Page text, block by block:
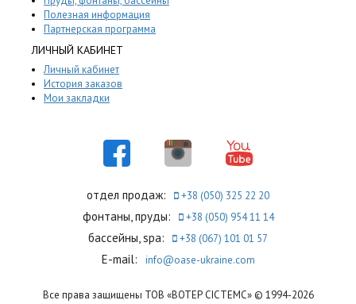
Полезная информация
Партнерская программа
ЛИЧНЫЙ КАБИНЕТ
Личный кабинет
История заказов
Мои закладки
отдел продаж: +38 (050) 325 22 20
фонтаны, пруды: +38 (050) 954 11 14
бассейны, spa: +38 (067) 101 01 57
E-mail: info@oase-ukraine.com
Все права защищены ТОВ «ВОТЕР СІСТЕМС» © 1994-2026